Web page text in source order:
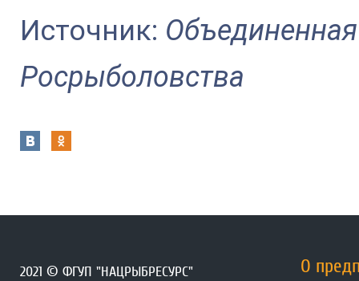
Источник:
Росрыболовства
2021 © ФГУП "НАЦРЫБРЕСУРС" О